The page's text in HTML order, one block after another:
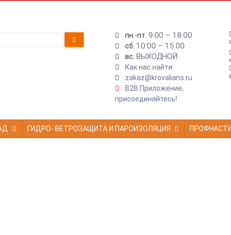
пн.-пт. 9:00 – 18:00
сб. 10:00 – 15:00
вс. ВЫХОДНОЙ
Как нас найти
zakaz@krovalians.ru
B2B Приложение,
присоединяйтесь!
ГИДРО- ВЕТРОЗАЩИТА И ПАРОИЗОЛЯЦИЯ